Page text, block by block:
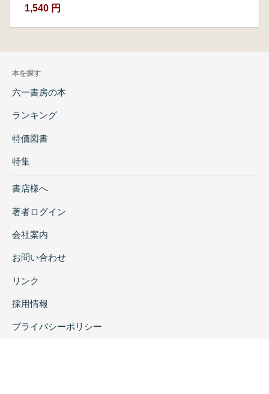
1,540 円
本を探す
六一書房の本
ランキング
特価図書
特集
書店様へ
著者ログイン
会社案内
お問い合わせ
リンク
採用情報
プライバシーポリシー